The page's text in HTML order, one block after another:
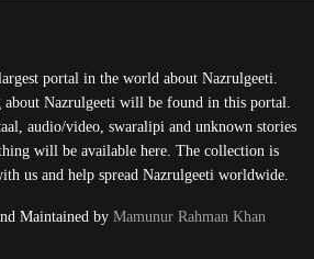
portal in the world about Nazrulgeeti.
Nazrulgeeti will be found in this portal.
audio/video, swaralipi and unknown stories
will be available here. The collection is
us and help spread Nazrulgeeti worldwide.
Maintained by Mamunur Rahman Khan